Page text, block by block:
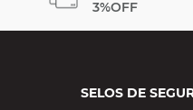
3%OFF
SELOS DE